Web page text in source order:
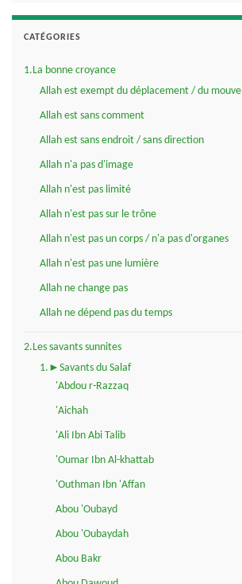
CATÉGORIES
1.La bonne croyance
Allah est exempt du déplacement / du
Allah est sans comment
Allah est sans endroit / sans direction
Allah n'a pas d'image
Allah n'est pas limité
Allah n'est pas sur le trône
Allah n'est pas un corps / n'a pas d'organes
Allah n'est pas une lumière
Allah ne change pas
Allah ne dépend pas du temps
2.Les savants sunnites
1.►Savants du Salaf
'Abdou r-Razzaq
'Aichah
'Ali Ibn Abi Talib
'Oumar Ibn Al-khattab
'Outhman Ibn 'Affan
Abou 'Oubayd
Abou 'Oubaydah
Abou Bakr